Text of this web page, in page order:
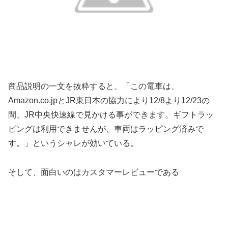
商品説明の一文を抜粋すると、「この電車は、
Amazon.co.jpとJR東日本の協力により12/8より12/23の
間、JR中央快速線で見かける事ができます。ギフトラッ
ピングは利用できませんが、車両はラッピング済みで
す。」というシャレが効いている。
そして、面白いのはカスタマーレビューである